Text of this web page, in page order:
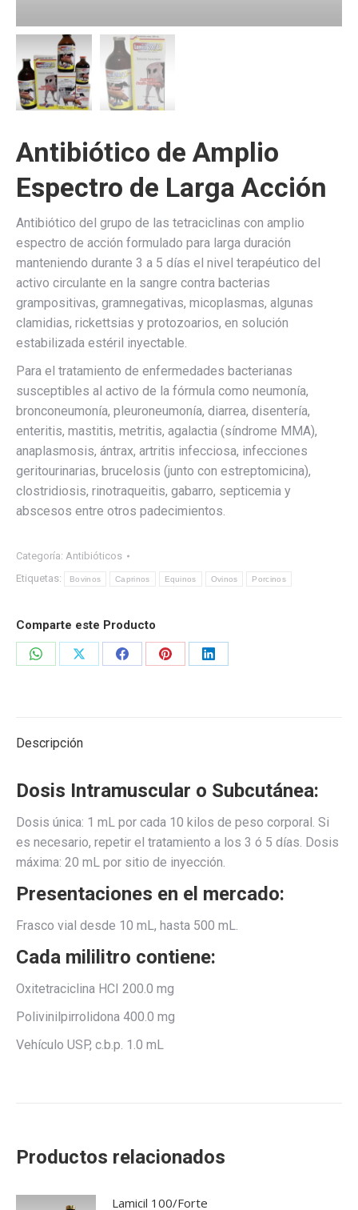
Antibiótico de Amplio
Espectro de Larga Acción
Antibiótico del grupo de las tetraciclinas con amplio
espectro de acción formulado para larga duración
manteniendo durante 3 a 5 días el nivel terapéutico del
activo circulante en la sangre contra bacterias
grampositivas, gramnegativas, micoplasmas, algunas
clamidias, rickettsias y protozoarios, en solución
estabilizada estéril inyectable.
Para el tratamiento de enfermedades bacterianas
susceptibles al activo de la fórmula como neumonía,
bronconeumonía, pleuroneumonía, diarrea, disentería,
enteritis, mastitis, metritis, agalactia (síndrome MMA),
anaplasmosis, ántrax, artritis infecciosa, infecciones
geritourinarias, brucelosis (junto con estreptomicina),
clostridiosis, rinotraqueitis, gabarro, septicemia y
abscesos entre otros padecimientos.
Categoría: Antibióticos
Etiquetas:
Bovinos Caprinos Equinos Ovinos Porcinos
Comparte este Producto
Share
Share
Share
Share
Share
Descripción
Dosis Intramuscular o Subcutánea:
Dosis única: 1 mL por cada 10 kilos de peso corporal. Si
es necesario, repetir el tratamiento a los 3 ó 5 días. Dosis
máxima: 20 mL por sitio de inyección.
Presentaciones en el mercado:
Frasco vial desde 10 mL, hasta 500 mL.
Cada mililitro contiene:
Oxitetraciclina HCI 200.0 mg
Polivinilpirrolidona 400.0 mg
Vehículo USP, c.b.p. 1.0 mL
Productos relacionados
Lamicil 100/Forte